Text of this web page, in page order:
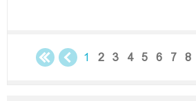
1 2 3 4 5 6 7 8